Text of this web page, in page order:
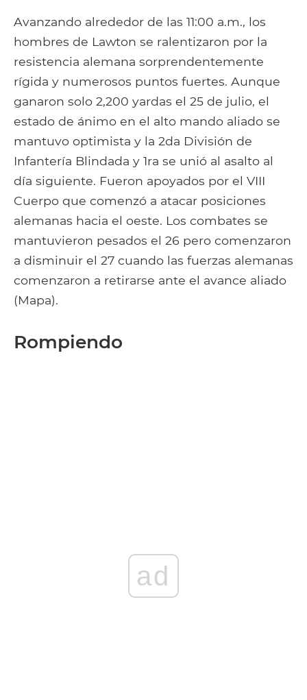
Avanzando alrededor de las 11:00 a.m., los
hombres de Lawton se ralentizaron por la
resistencia alemana sorprendentemente
rígida y numerosos puntos fuertes. Aunque
ganaron solo 2,200 yardas el 25 de julio, el
estado de ánimo en el alto mando aliado se
mantuvo optimista y la 2da División de
Infantería Blindada y 1ra se unió al asalto al
día siguiente. Fueron apoyados por el VIII
Cuerpo que comenzó a atacar posiciones
alemanas hacia el oeste. Los combates se
mantuvieron pesados ​​el 26 pero comenzaron
a disminuir el 27 cuando las fuerzas alemanas
comenzaron a retirarse ante el avance aliado
(Mapa).
Rompiendo
ad